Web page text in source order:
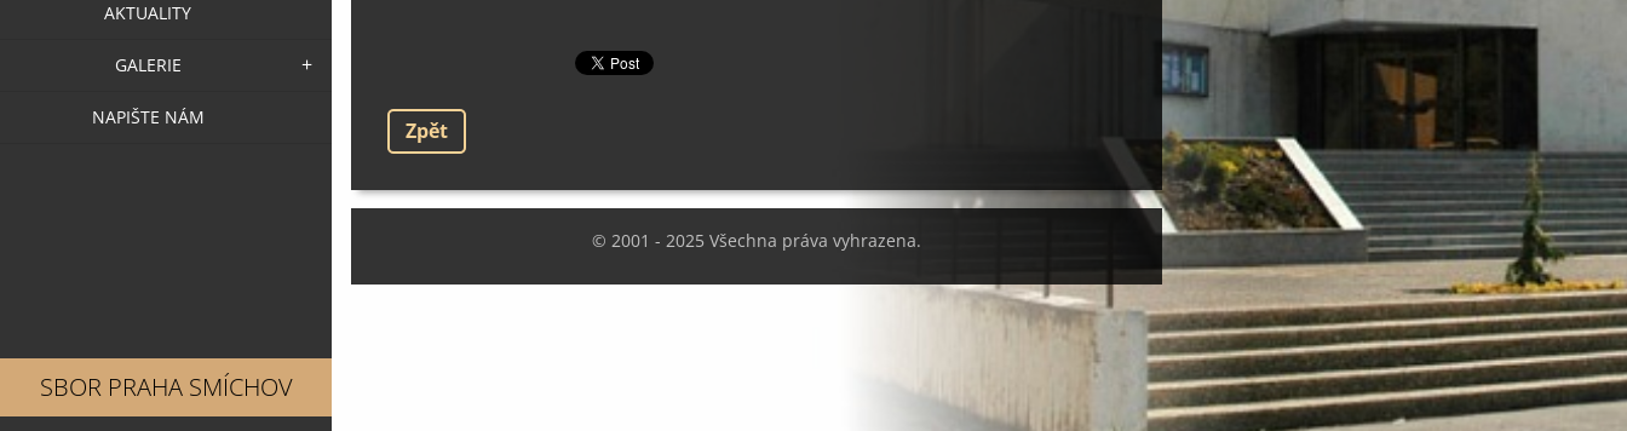
AKTUALITY
GALERIE
NAPIŠTE NÁM
SBOR PRAHA SMÍCHOV
Zpět
© 2001 - 2025 Všechna práva vyhrazena.